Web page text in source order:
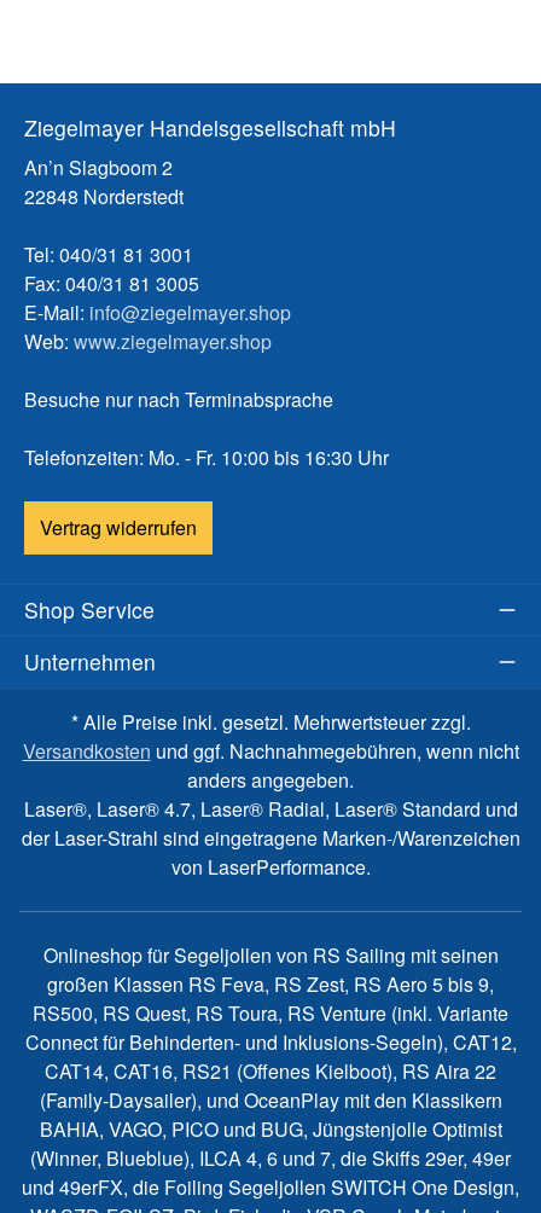
Ziegelmayer Handelsgesellschaft mbH
An’n Slagboom 2
22848 Norderstedt
Tel: 040/31 81 3001
Fax: 040/31 81 3005
E-Mail: info@ziegelmayer.shop
Web: www.ziegelmayer.shop
Besuche nur nach Terminabsprache
Telefonzeiten: Mo. - Fr. 10:00 bis 16:30 Uhr
Vertrag widerrufen
Shop Service
Unternehmen
* Alle Preise inkl. gesetzl. Mehrwertsteuer zzgl.
Versandkosten und ggf. Nachnahmegebühren, wenn nicht
anders angegeben.
Laser®, Laser® 4.7, Laser® Radial, Laser® Standard und
der Laser-Strahl sind eingetragene Marken-/Warenzeichen
von LaserPerformance.
Onlineshop für Segeljollen von RS Sailing mit seinen
großen Klassen RS Feva, RS Zest, RS Aero 5 bis 9,
RS500, RS Quest, RS Toura, RS Venture (inkl. Variante
Connect für Behinderten- und Inklusions-Segeln), CAT12,
CAT14, CAT16, RS21 (Offenes Kielboot), RS Aira 22
(Family-Daysailer), und OceanPlay mit den Klassikern
BAHIA, VAGO, PICO und BUG, Jüngstenjolle Optimist
(Winner, Blueblue), ILCA 4, 6 und 7, die Skiffs 29er, 49er
und 49erFX, die Foiling Segeljollen SWITCH One Design,